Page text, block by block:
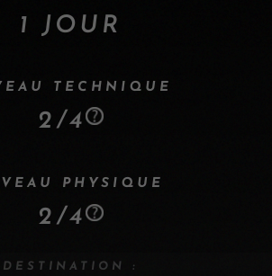
1 JOUR
TECHNIQUE
2/4
PHYSIQUE
2/4
DESTINATION :